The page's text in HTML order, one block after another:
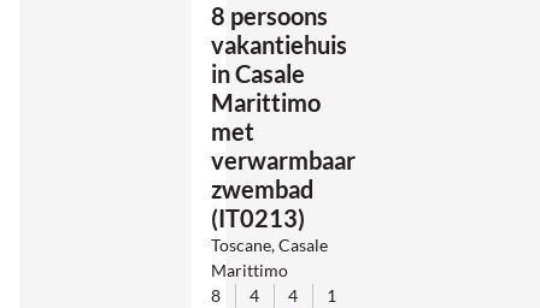
8 persoons
vakantiehuis
in Casale
Marittimo
met
verwarmbaar
zwembad
(IT0213)
Toscane, Casale
Marittimo
8
4 4
1